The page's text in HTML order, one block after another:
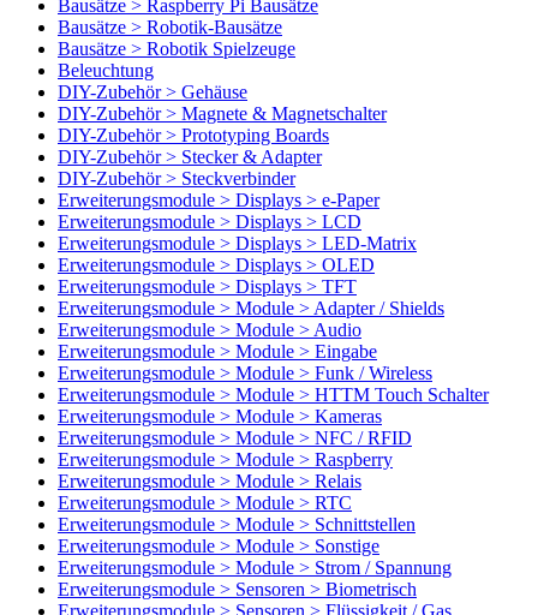
Bausätze > Raspberry Pi Bausätze
Bausätze > Robotik-Bausätze
Bausätze > Robotik Spielzeuge
Beleuchtung
DIY-Zubehör > Gehäuse
DIY-Zubehör > Magnete & Magnetschalter
DIY-Zubehör > Prototyping Boards
DIY-Zubehör > Stecker & Adapter
DIY-Zubehör > Steckverbinder
Erweiterungsmodule > Displays > e-Paper
Erweiterungsmodule > Displays > LCD
Erweiterungsmodule > Displays > LED-Matrix
Erweiterungsmodule > Displays > OLED
Erweiterungsmodule > Displays > TFT
Erweiterungsmodule > Module > Adapter / Shields
Erweiterungsmodule > Module > Audio
Erweiterungsmodule > Module > Eingabe
Erweiterungsmodule > Module > Funk / Wireless
Erweiterungsmodule > Module > HTTM Touch Schalter
Erweiterungsmodule > Module > Kameras
Erweiterungsmodule > Module > NFC / RFID
Erweiterungsmodule > Module > Raspberry
Erweiterungsmodule > Module > Relais
Erweiterungsmodule > Module > RTC
Erweiterungsmodule > Module > Schnittstellen
Erweiterungsmodule > Module > Sonstige
Erweiterungsmodule > Module > Strom / Spannung
Erweiterungsmodule > Sensoren > Biometrisch
Erweiterungsmodule > Sensoren > Flüssigkeit / Gas